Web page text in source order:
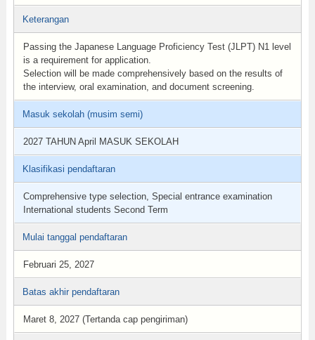
Keterangan
Passing the Japanese Language Proficiency Test (JLPT) N1 level
is a requirement for application.
Selection will be made comprehensively based on the results of
the interview, oral examination, and document screening.
Masuk sekolah (musim semi)
2027 TAHUN April MASUK SEKOLAH
Klasifikasi pendaftaran
Comprehensive type selection, Special entrance examination
International students Second Term
Mulai tanggal pendaftaran
Februari 25, 2027
Batas akhir pendaftaran
Maret 8, 2027 (Tertanda cap pengiriman)